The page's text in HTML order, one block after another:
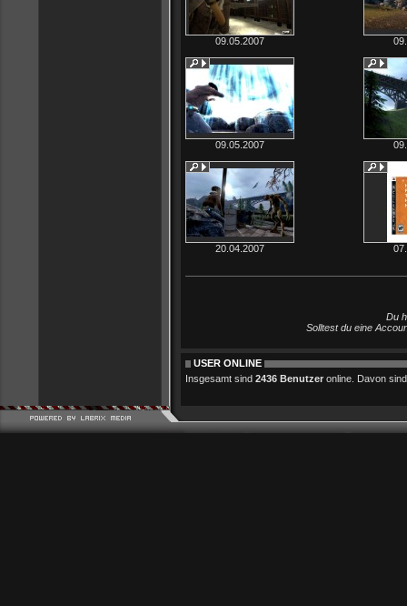
09.05.2007
09.05.2007
20.04.2007
Du
Solltest du eine
USER ONLINE
Insgesamt sind 2436 Benutzer online. Davon